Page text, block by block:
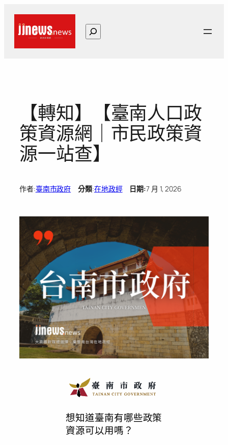
搜
尋
【轉知】【臺南人口政
策資源網｜市民政策資
源一站查】
作者:臺南市政府 分類:在地政經日期:7 月 1, 2026
想知道臺南有哪些政策
資源可以用嗎？